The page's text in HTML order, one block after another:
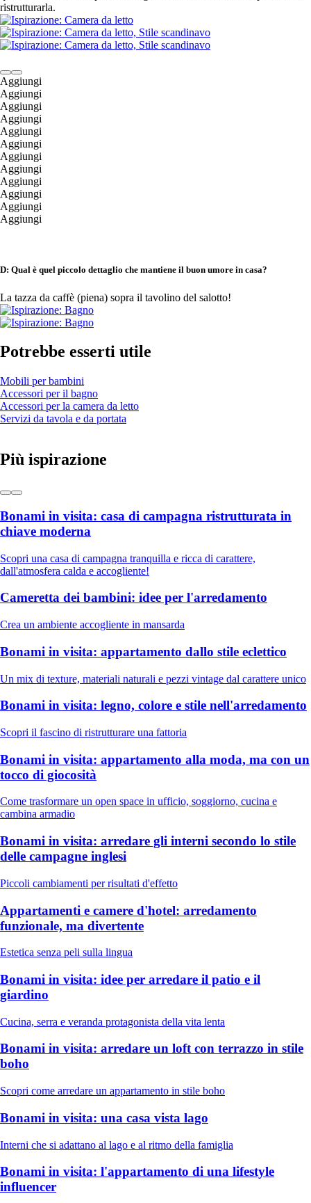
ristrutturarla.
Aggiungi
Aggiungi
Aggiungi
Aggiungi
Aggiungi
Aggiungi
Aggiungi
Aggiungi
Aggiungi
Aggiungi
Aggiungi
Aggiungi
D: Qual è quel piccolo dettaglio che mantiene il buon umore in casa?
La tazza da caffè (piena) sopra il tavolino del salotto!
Potrebbe esserti utile
Mobili per bambini
Accessori per il bagno
Accessori per la camera da letto
Servizi da tavola e da portata
Più ispirazione
Bonami in visita: casa di campagna ristrutturata in
chiave moderna
Scopri una casa di campagna tranquilla e ricca di carattere,
dall'atmosfera calda e accogliente!
Cameretta dei bambini: idee per l'arredamento
Crea un ambiente accogliente in mansarda
Bonami in visita: appartamento dallo stile eclettico
Un mix di texture, materiali naturali e pezzi vintage dal carattere unico
Bonami in visita: legno, colore e stile nell'arredamento
Scopri il fascino di ristrutturare una fattoria
Bonami in visita: appartamento alla moda, ma con un
tocco di giocosità
Come trasformare un open space in ufficio, soggiorno, cucina e
cambina armadio
Bonami in visita: arredare gli interni secondo lo stile
delle campagne inglesi
Piccoli cambiamenti per risultati d'effetto
Appartamenti e camere d'hotel: arredamento
funzionale, ma divertente
Estetica senza peli sulla lingua
Bonami in visita: idee per arredare il patio e il
giardino
Cucina, serra e veranda protagonista della vita lenta
Bonami in visita: arredare un loft con terrazzo in stile
boho
Scopri come arredare un appartamento in stile boho
Bonami in visita: una casa vista lago
Interni che si adattano al lago e al ritmo della famiglia
Bonami in visita: l'appartamento di una lifestyle
influencer